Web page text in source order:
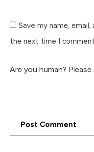
Save my name,
the next time I
Are you human? Please
Post Comment